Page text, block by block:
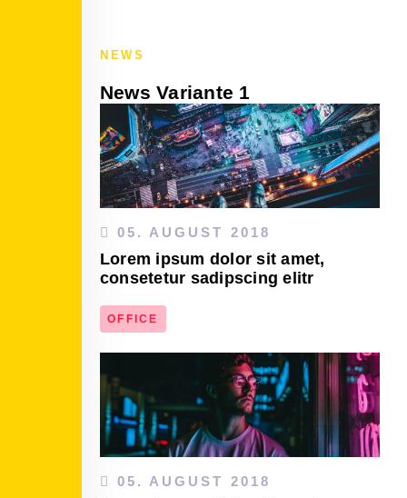
NEWS
News Variante 1
05. AUGUST 2018
Lorem ipsum dolor sit amet,
consetetur sadipscing elitr
OFFICE
05. AUGUST 2018